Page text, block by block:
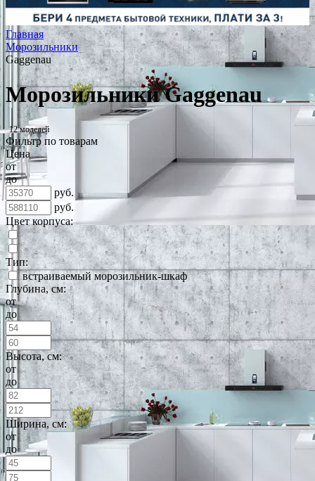
Главная
Морозильники
Gaggenau
Морозильники Gaggenau
12 моделей
Фильтр по товарам
Цена
от
до
руб.
руб.
Цвет корпуса:
Тип:
встраиваемый морозильник-шкаф
Глубина, см:
от
до
Высота, см:
от
до
Ширина, см:
от
до